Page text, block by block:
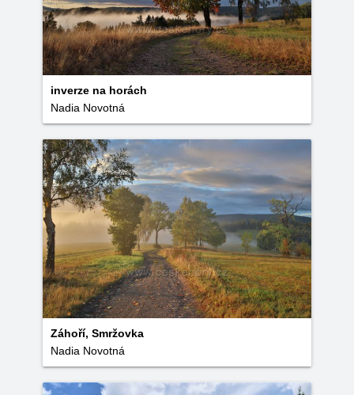
inverze na horách
Nadia Novotná
Záhoří, Smržovka
Nadia Novotná